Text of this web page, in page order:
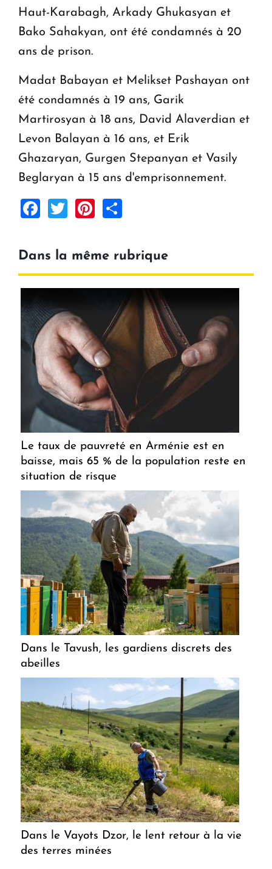
Haut-Karabagh, Arkady Ghukasyan et
Bako Sahakyan, ont été condamnés à 20
ans de prison.
Madat Babayan et Melikset Pashayan ont
été condamnés à 19 ans, Garik
Martirosyan à 18 ans, David Alaverdian et
Levon Balayan à 16 ans, et Erik
Ghazaryan, Gurgen Stepanyan et Vasily
Beglaryan à 15 ans d'emprisonnement.
Facebook
TwitterPinterest
Dans la même rubrique
Le taux de pauvreté en Arménie est en
baisse, mais 65 % de la population reste en
situation de risque
Dans le Tavush, les gardiens discrets des
abeilles
Dans le Vayots Dzor, le lent retour à la vie
des terres minées